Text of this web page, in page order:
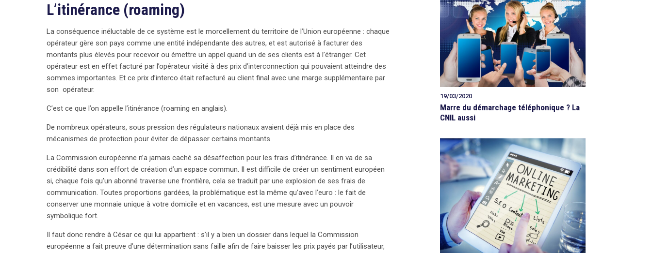
L’itinérance (roaming)
La conséquence inéluctable de ce système est le morcellement du territoire de l’Union européenne : chaque
opérateur gère son pays comme une entité indépendante des autres, et est autorisé à facturer des
montants plus élevés pour recevoir ou émettre un appel quand un de ses clients est à l’étranger. Cet
opérateur est en effet facturé par l’opérateur visité à des prix d’interconnection qui pouvaient atteindre des
sommes importantes. Et ce prix d’interco était refacturé au client final avec une marge supplémentaire par
son opérateur.
C’est ce que l’on appelle l’itinérance (roaming en anglais).
De nombreux opérateurs, sous pression des régulateurs nationaux avaient déjà mis en place des
mécanismes de protection pour éviter de dépasser certains montants.
La Commission européenne n’a jamais caché sa désaffection pour les frais d’itinérance. Il en va de sa
crédibilité dans son effort de création d’un espace commun. Il est difficile de créer un sentiment européen
si, chaque fois qu’un abonné traverse une frontière, cela se traduit par une explosion de ses frais de
communication. Toutes proportions gardées, la problématique est la même qu’avec l’euro : le fait de
conserver une monnaie unique à votre domicile et en vacances, est une mesure avec un pouvoir
symbolique fort.
Il faut donc rendre à César ce qui lui appartient : s’il y a bien un dossier dans lequel la Commission
européenne a fait preuve d’une détermination sans faille afin de faire baisser les prix payés par l’utilisateur,
19/03/2020
Marre du démarchage téléphonique ? La
CNIL aussi